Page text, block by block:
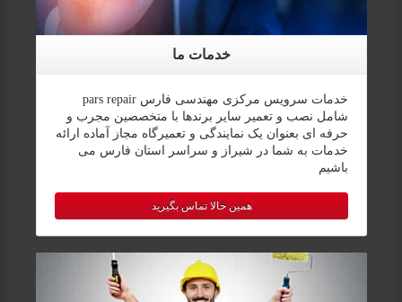
خدمات ما
خدمات سرویس مرکزی مهندسی فارس pars repair
شامل نصب و تعمیر سایر برندها با متخصصین مجرب و
حرفه ای بعنوان یک نمایندگی و تعمیرگاه مجاز آماده ارائه
خدمات به شما در شیراز و سراسر استان فارس می
باشیم
همین حالا تماس بگیرید